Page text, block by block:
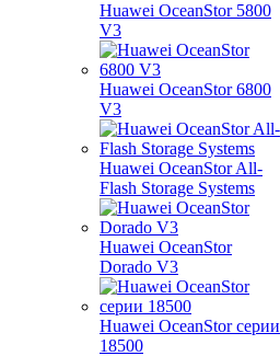
Huawei OceanStor 5800
V3
Huawei OceanStor 6800
V3
Huawei OceanStor All-
Flash Storage Systems
Huawei OceanStor
Dorado V3
Huawei OceanStor серии
18500